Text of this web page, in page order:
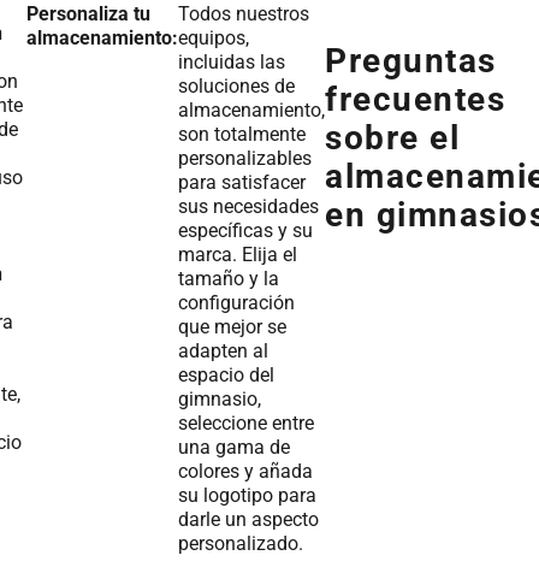
Personaliza tu
almacenamiento:
Todos nuestros
equipos,
incluidas las
soluciones de
almacenamiento,
son totalmente
personalizables
para satisfacer
sus necesidades
específicas y su
marca. Elija el
tamaño y la
configuración
que mejor se
adapten al
espacio del
gimnasio,
seleccione entre
una gama de
colores y añada
su logotipo para
darle un aspecto
personalizado.
Preguntas
frecuentes
sobre el
en